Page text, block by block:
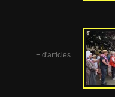
+ d'articles...